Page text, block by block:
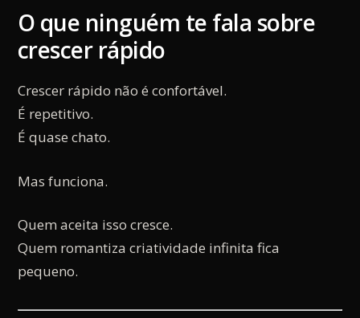
O que ninguém te fala sobre
crescer rápido
Crescer rápido não é confortável.
É repetitivo.
É quase chato.
Mas funciona.
Quem aceita isso cresce.
Quem romantiza criatividade infinita fica
pequeno.